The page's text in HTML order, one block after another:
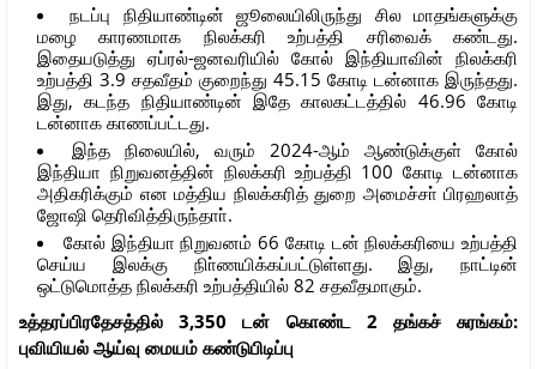
நடப்பு நிதியாண்டின் ஜூலையிலிருந்து சில மாதங்களுக்கு
மழை காரணமாக நிலக்கரி உற்பத்தி சரிவைக் கண்டது.
இதையடுத்து ஏப்ரல்-ஜனவரியில் கோல் இந்தியாவின் நிலக்கரி
உற்பத்தி 3.9 சதவீதம் குறைந்து 45.15 கோடி டன்னாக இருந்தது.
இது, கடந்த நிதியாண்டின் இதே காலகட்டத்தில் 46.96 கோடி
டன்னாக காணப்பட்டது.
இந்த நிலையில், வரும் 2024-ஆம் ஆண்டுக்குள் கோல்
இந்தியா நிறுவனத்தின் நிலக்கரி உற்பத்தி 100 கோடி டன்னாக
அதிகரிக்கும் என மத்திய நிலக்கரித் துறை அமைச்சா் பிரஹலாத்
ஜோஷி தெரிவித்திருந்தாா்.
கோல் இந்தியா நிறுவனம் 66 கோடி டன் நிலக்கரியை உற்பத்தி
செய்ய இலக்கு நிா்ணயிக்கப்பட்டுள்ளது. இது, நாட்டின்
ஒட்டுமொத்த நிலக்கரி உற்பத்தியில் 82 சதவீதமாகும்.
உத்தரப்பிரதேசத்தில் 3,350 டன் கொண்ட 2 தங்கச் சுரங்கம்:
புவியியல் ஆய்வு மையம் கண்டுபிடிப்பு